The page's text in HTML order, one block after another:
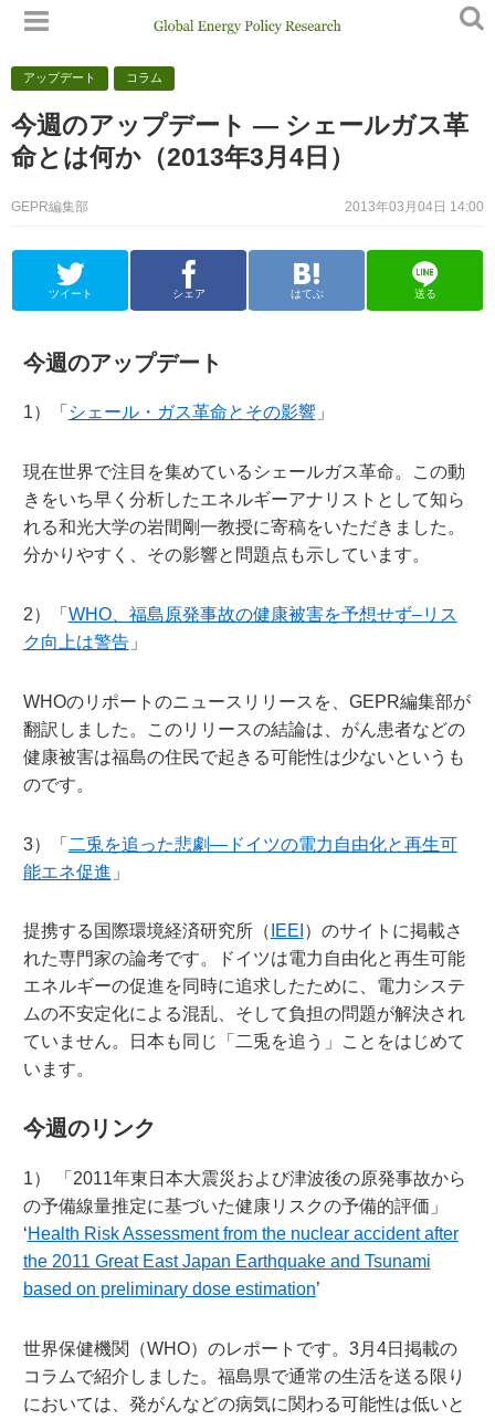
アップデート コラム
今週のアップデート — シェールガス革
命とは何か（2013年3月4日）
2013年03月04日 14:00
GEPR編集部
ツイート シェア はてぶ 送る
今週のアップデート
1）「 シェール・ガス革命とその影響」
現在世界で注目を集めているシェールガス革命。この動
きをいち早く分析したエネルギーアナリストとして知ら
れる和光大学の岩間剛一教授に寄稿をいただきました。
分かりやすく、その影響と問題点も示しています。
2）「 WHO、福島原発事故の健康被害を予想せず–リス
ク向上は警告」
WHOのリポートのニュースリリースを、GEPR編集部が
翻訳しました。このリリースの結論は、がん患者などの
健康被害は福島の住民で起きる可能性は少ないというも
のです。
3）「 二兎を追った悲劇—ドイツの電力自由化と再生可
能エネ促進 」
提携する国際環境経済研究所（ IEEI ）のサイトに掲載さ
れた専門家の論考です。ドイツは電力自由化と再生可能
エネルギーの促進を同時に追求したために、電力システ
ムの不安定化による混乱、そして負担の問題が解決され
ていません。日本も同じ「二兎を追う」ことをはじめて
います。
今週のリンク
1） 「2011年東日本大震災および津波後の原発事故から
の予備線量推定に基づいた健康リスクの予備的評価」
‘Health Risk Assessment from the nuclear accident after
the 2011 Great East Japan Earthquake and Tsunami
based on preliminary dose estimation’
世界保健機関（WHO）のレポートです。3月4日掲載の
コラムで紹介しました。福島県で通常の生活を送る限り
においては、発がんなどの病気に関わる可能性は低いと